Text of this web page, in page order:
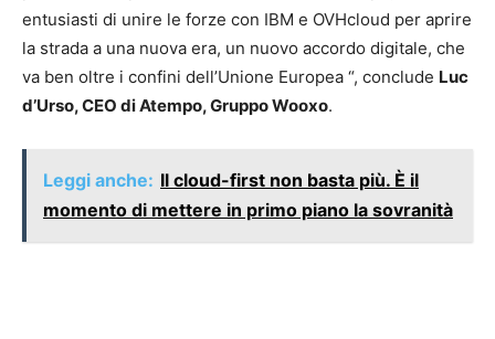
entusiasti di unire le forze con IBM e OVHcloud per aprire
la strada a una nuova era, un nuovo accordo digitale, che
va ben oltre i confini dell’Unione Europea “, conclude Luc
d’Urso, CEO di Atempo, Gruppo Wooxo.
Leggi anche: Il cloud-first non basta più. È il
momento di mettere in primo piano la sovranità